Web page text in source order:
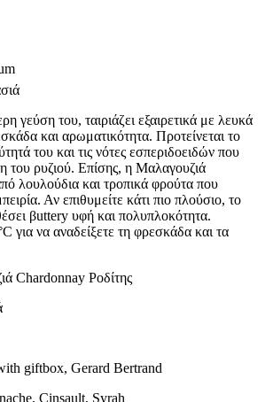
γεύση του, ταιριάζει εξαιρετικά με λευκά
και αρωματικότητα. Προτείνεται το
του και τις νότες εσπεριδοειδών που
του ρυζιού. Επίσης, η Μαλαγουζιά
λουλούδια και τροπικά φρούτα που
Αν επιθυμείτε κάτι πιο πλούσιο, το
βuttery υφή και πολυπλοκότητα.
για να αναδείξετε τη φρεσκάδα και τα
Chardonnay Ροδίτης
giftbox, Gerard Bertrand
Cinsault, Syrah